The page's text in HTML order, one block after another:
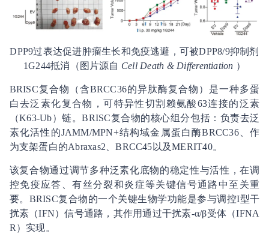
DPP9过表达促进肿瘤生长和免疫逃避，可被DPP8/9抑制剂
1G244抵消（图片源自 Cell Death & Differentiation ）
BRISC复合物（含BRCC36的异肽酶复合物）是一种多蛋
白去泛素化复合物，可特异性切割赖氨酸63连接的泛素
（K63-Ub）链。BRISC复合物的核心组分包括：负责去泛
素化活性的JAMM/MPN+结构域金属蛋白酶BRCC36、作
为支架蛋白的Abraxas2、BRCC45以及MERIT40。
该复合物通过调节多种泛素化底物的稳定性与活性，在调
控免疫应答、有丝分裂和炎症等关键信号通路中至关重
要。BRISC复合物的一个关键生物学功能是参与调控I型干
扰素（IFN）信号通路，其作用通过干扰素-α/β受体（IFNA
R）实现。